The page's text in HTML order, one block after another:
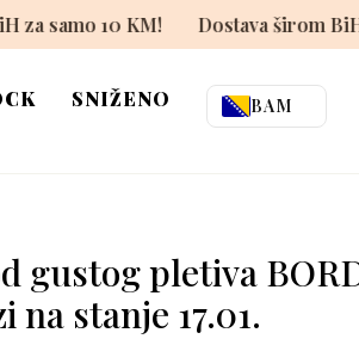
širom BiH za samo 10 KM!
SNIŽENO BAM
gustog pletiva
na stanje 17.01.